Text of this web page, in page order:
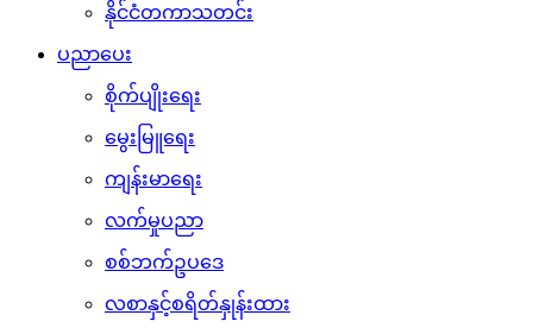
နိုင်ငံတကာသတင်း
ပညာပေး
စိုက်ပျိုးရေး
မွေးမြူရေး
ကျန်းမာရေး
လက်မှုပညာ
စစ်ဘက်ဥပဒေ
လစာနှင့်စရိတ်နှုန်းထား